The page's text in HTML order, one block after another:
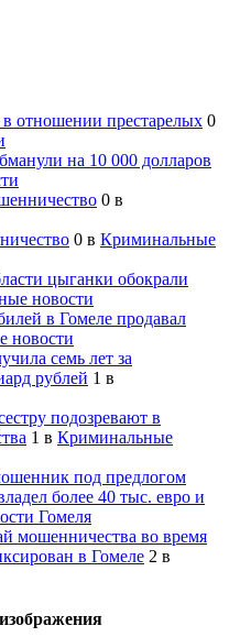
отношении престарелых 0
на 10 000 долларов
0 в
0 в Криминальные
цыганки обокрали
новости
в Гомеле продавал
новости
семь лет за
рублей 1 в
подозревают в
1 в Криминальные
под предлогом
более 40 тыс. евро и
Гомеля
мошенничества во время
в Гомеле 2 в